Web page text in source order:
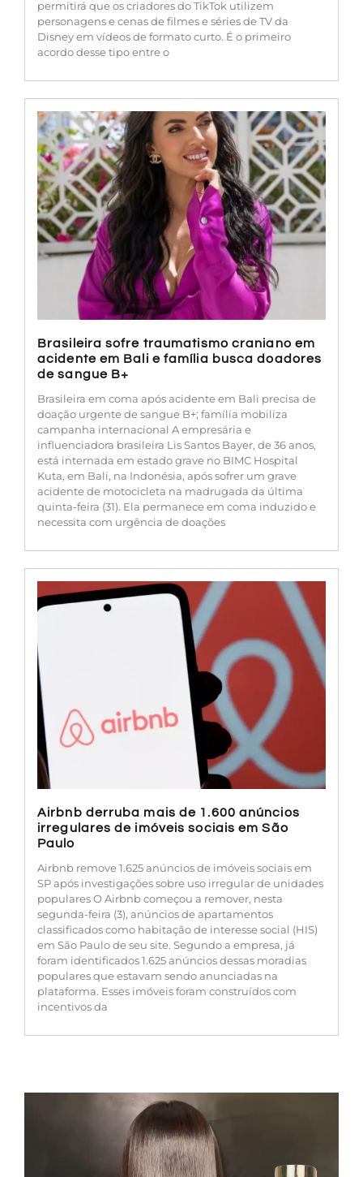
permitirá que os criadores do TikTok utilizem
personagens e cenas de filmes e séries de TV da
Disney em vídeos de formato curto. É o primeiro
acordo desse tipo entre o
Brasileira sofre traumatismo craniano em
acidente em Bali e família busca doadores
de sangue B+
Brasileira em coma após acidente em Bali precisa de
doação urgente de sangue B+; família mobiliza
campanha internacional A empresária e
influenciadora brasileira Lis Santos Bayer, de 36 anos,
está internada em estado grave no BIMC Hospital
Kuta, em Bali, na Indonésia, após sofrer um grave
acidente de motocicleta na madrugada da última
quinta-feira (31). Ela permanece em coma induzido e
necessita com urgência de doações
Airbnb derruba mais de 1.600 anúncios
irregulares de imóveis sociais em São
Paulo
Airbnb remove 1.625 anúncios de imóveis sociais em
SP após investigações sobre uso irregular de unidades
populares O Airbnb começou a remover, nesta
segunda-feira (3), anúncios de apartamentos
classificados como habitação de interesse social (HIS)
em São Paulo de seu site. Segundo a empresa, já
foram identificados 1.625 anúncios dessas moradias
populares que estavam sendo anunciadas na
plataforma. Esses imóveis foram construídos com
incentivos da